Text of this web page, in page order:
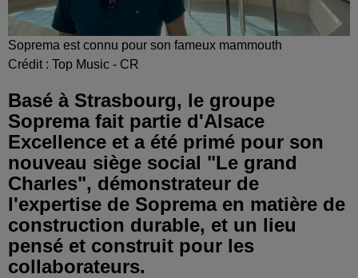
Soprema est connu pour son fameux mammouth
Crédit : Top Music - CR
Basé à Strasbourg, le groupe
Soprema fait partie d'Alsace
Excellence et a été primé pour son
nouveau siège social "Le grand
Charles", démonstrateur de
l'expertise de Soprema en matière de
construction durable, et un lieu
pensé et construit pour les
collaborateurs.